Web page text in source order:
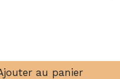
au panier